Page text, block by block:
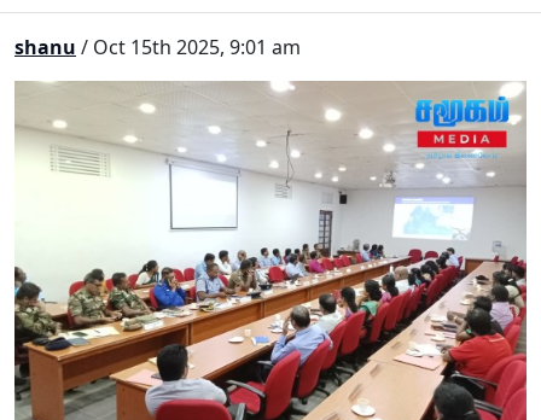
shanu / Oct 15th 2025, 9:01 am